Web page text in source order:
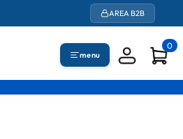
AREA B2B
menu
0